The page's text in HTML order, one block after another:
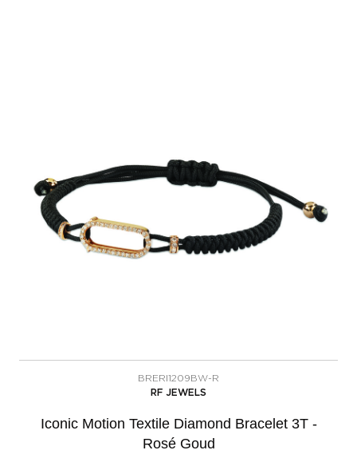
BRERI1209BW-R
RF JEWELS
Iconic Motion Textile Diamond Bracelet 3T -
Rosé Goud